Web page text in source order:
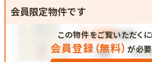
会員限定物件です
この物件をご覧いただくに
会員登録（無料） が必要